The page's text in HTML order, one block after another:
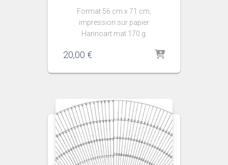
Format 56 cm x 71 cm,
impression sur papier
Hannoart mat 170 g.
20,00 €